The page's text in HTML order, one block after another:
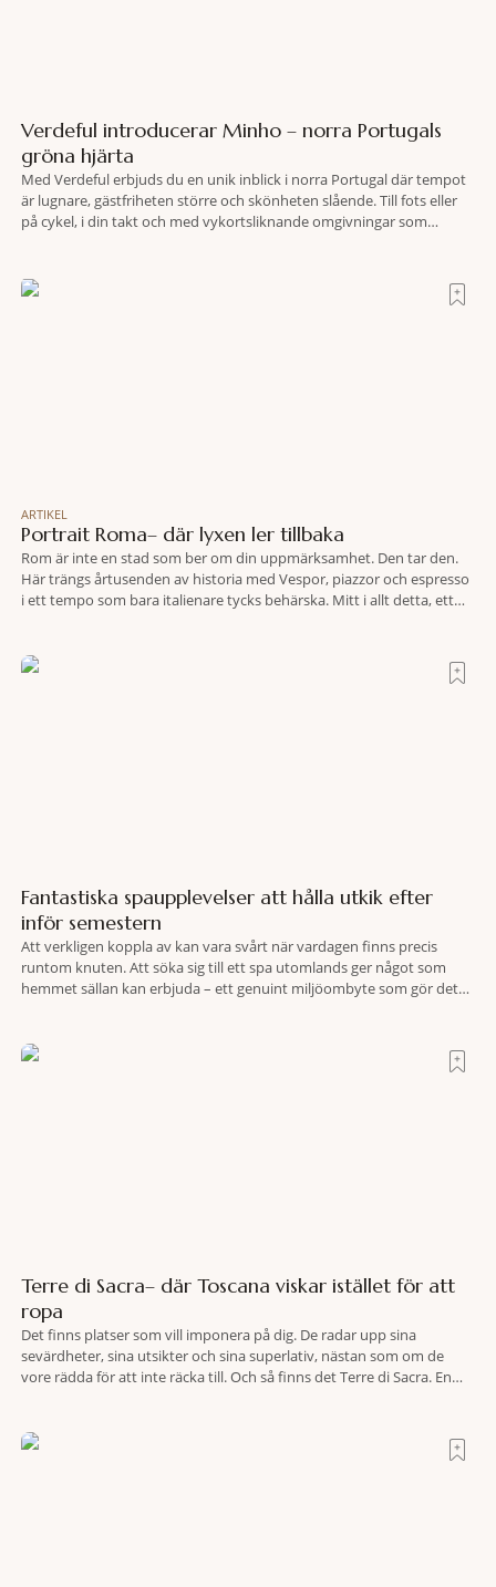
Verdeful introducerar Minho – norra Portugals
gröna hjärta
Med Verdeful erbjuds du en unik inblick i norra Portugal där tempot
är lugnare, gästfriheten större och skönheten slående. Till fots eller
på cykel, i din takt och med vykortsliknande omgivningar som
travel när det
ARTIKEL
Portrait Roma– där lyxen ler tillbaka
Rom är inte en stad som ber om din uppmärksamhet. Den tar den.
Här trängs årtusenden av historia med Vespor, piazzor och espresso
i ett tempo som bara italienare tycks behärska. Mitt i allt detta, ett
Fantastiska spaupplevelser att hålla utkik efter
inför semestern
Att verkligen koppla av kan vara svårt när vardagen finns precis
runtom knuten. Att söka sig till ett spa utomlands ger något som
hemmet sällan kan erbjuda – ett genuint miljöombyte som gör det
Terre di Sacra– där Toscana viskar istället för att
ropa
Det finns platser som vill imponera på dig. De radar upp sina
sevärdheter, sina utsikter och sina superlativ, nästan som om de
vore rädda för att inte räcka till. Och så finns det Terre di Sacra. En